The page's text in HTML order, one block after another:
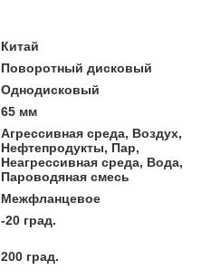
Китай
Поворотный дисковый
Однодисковый
65 мм
Агрессивная среда, Воздух,
Нефтепродукты, Пар,
Неагрессивная среда, Вода,
Пароводяная смесь
Межфланцевое
-20 град.
200 град.